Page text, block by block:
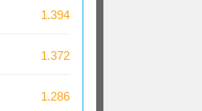
1.394
1.372
1.286